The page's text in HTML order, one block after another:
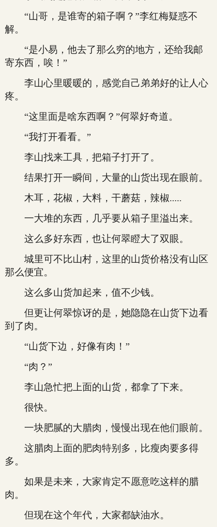
“山哥，是谁寄的箱子啊？”李红梅疑惑不
解。
“是小易，他去了那么穷的地方，还给我邮
寄东西，唉！”
李山心里暖暖的，感觉自己弟弟好的让人心
疼。
“这里面是啥东西啊？”何翠好奇道。
“我打开看看。”
李山找来工具，把箱子打开了。
结果打开一瞬间，大量的山货出现在眼前。
木耳，花椒，大料，干蘑菇，辣椒.....
一大堆的东西，几乎要从箱子里溢出来。
这么多好东西，也让何翠瞪大了双眼。
城里可不比山村，这里的山货价格没有山区
那么便宜。
这么多山货加起来，值不少钱。
但更让何翠惊讶的是，她隐隐在山货下边看
到了肉。
“山货下边，好像有肉！”
“肉？”
李山急忙把上面的山货，都拿了下来。
很快。
一块肥腻的大腊肉，慢慢出现在他们眼前。
这腊肉上面的肥肉特别多，比瘦肉要多得
多。
如果是未来，大家肯定不愿意吃这样的腊
肉。
但现在这个年代，大家都缺油水。